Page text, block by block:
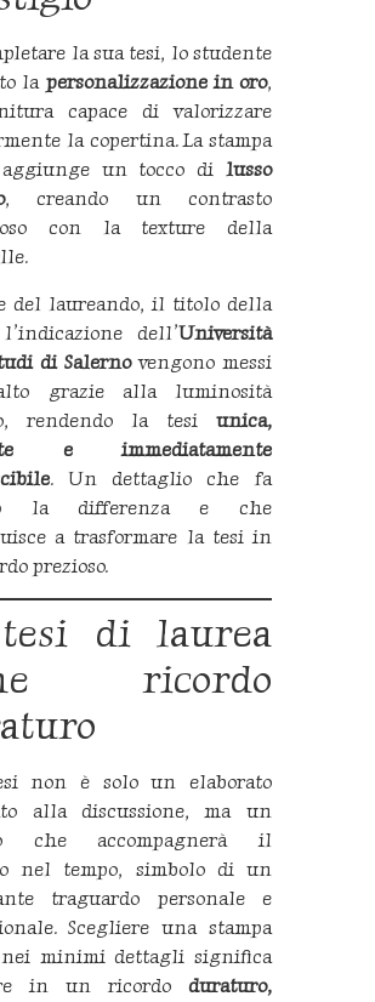
la sua tesi, lo studente
la personalizzazione in oro,
capace di valorizzare
la copertina. La stampa
un tocco di lusso
, creando un contrasto
con la texture della
del laureando, il titolo della
dell’Università
di Salernovengono messi
grazie alla luminosità
rendendo la tesi unica,
e immediatamente
. Un dettaglio che fa
la differenza e che
a trasformare la tesi in
prezioso.
di laurea
ricordo
non è solo un elaborato
alla discussione, ma un
che accompagnerà il
nel tempo, simbolo di un
traguardo personale e
Scegliere una stampa
minimi dettagli significa
in un ricordo duraturo,